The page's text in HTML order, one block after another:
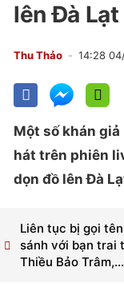
lên Đà Lạt
Thu Thảo 14:28
Một số khán giả
hát trên phiên
dọn đồ lên Đà
Liên tục bị gọi
sánh với bạn trai
Thiều Bảo Trâm,...